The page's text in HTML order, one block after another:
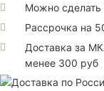
Можно сделать
Рассрочка на
Доставка за
менее 300 руб